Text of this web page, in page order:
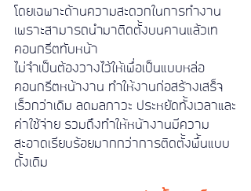
โดยเฉพาะด้านความสะดวกในการทำงาน
เพราะสามารถนำมาติดตั้งบนคานแล้วเท
คอนกรีตทับหน้า
ไม่จำเป็นต้องวางไว้ให้เพื่อเป็นแบบหล่อ
คอนกรีตหน้างาน ทำให้งานก่อสร้างเสร็จ
เร็วกว่าเดิม ลดมลภาวะ ประหยัดทั้งเวลาและ
ค่าใช้จ่าย รวมถึงทำให้หน้างานมีความ
สะอาดเรียบร้อยมากกว่าการติดตั้งพื้นแบบ
ดั้งเดิม